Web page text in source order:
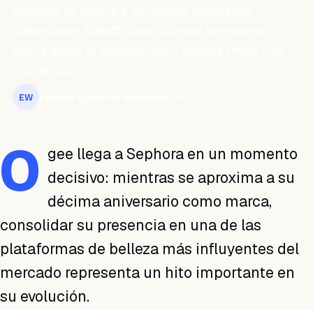
EW
O gee llega a Sephora en un momento
decisivo: mientras se aproxima a su
décima aniversario como marca,
consolidar su presencia en una de las
plataformas de belleza más influyentes del
mercado representa un hito importante en
su evolución.